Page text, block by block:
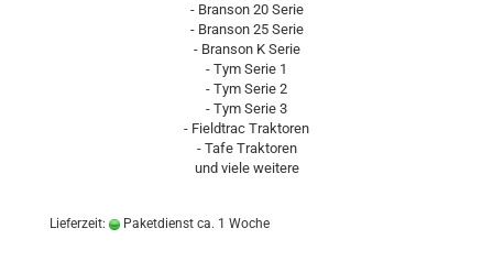
- Branson 20 Serie
- Branson 25 Serie
- Branson K Serie
- Tym Serie 1
- Tym Serie 2
- Tym Serie 3
- Fieldtrac Traktoren
- Tafe Traktoren
und viele weitere
Lieferzeit: Paketdienst ca. 1 Woche